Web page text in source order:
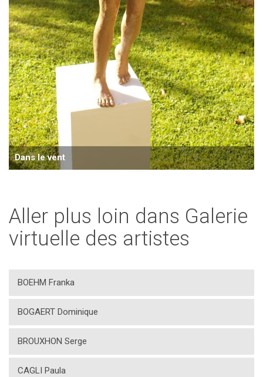
Dans le vent
Aller plus loin dans Galerie
virtuelle des artistes
BOEHM Franka
BOGAERT Dominique
BROUXHON Serge
CAGLI Paula